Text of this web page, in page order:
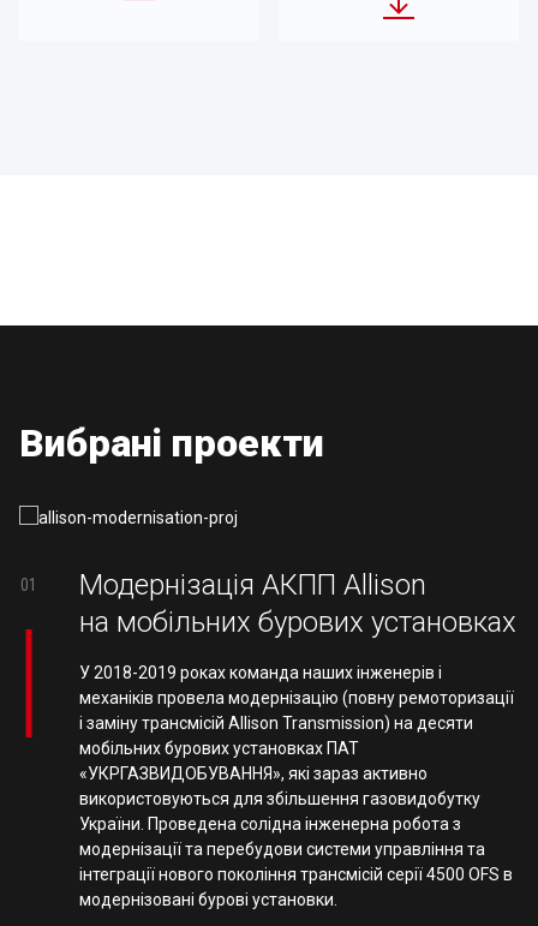
Вибрані проекти
01
Модернізація АКПП Allison
на мобільних бурових установках
У 2018-2019 роках команда наших інженерів і
механіків провела модернізацію (повну ремоторизації
і заміну трансмісій Allison Transmission) на десяти
мобільних бурових установках ПАТ
«УКРГАЗВИДОБУВАННЯ», які зараз активно
використовуються для збільшення газовидобутку
України. Проведена солідна інженерна робота з
модернізації та перебудови системи управління та
інтеграції нового покоління трансмісій серії 4500 OFS в
модернізовані бурові установки.